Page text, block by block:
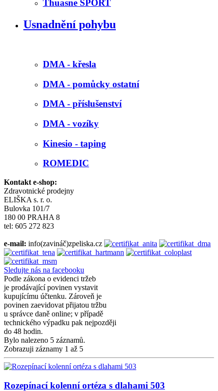
Thuasne SPORT
Usnadnění pohybu
DMA - křesla
DMA - pomůcky ostatní
DMA - příslušenství
DMA - vozíky
Kinesio - taping
ROMEDIC
Kontakt e-shop:
Zdravotnické prodejny
ELIŠKA s. r. o.
Bulovka 101/7
180 00 PRAHA 8
tel: 605 272 823
e-mail: info(zavináč)zpeliska.cz
Sledujte nás na facebooku
Podle zákona o evidenci tržeb
je prodávající povinen vystavit
kupujícímu účtenku. Zároveň je
povinen zaevidovat přijatou tržbu
u správce daně online; v případě
technického výpadku pak nejpozději
do 48 hodin.
Bylo nalezeno 5 záznamů.
Zobrazuji záznamy 1 až 5
Rozepínací kolenní ortéza s dlahami 503